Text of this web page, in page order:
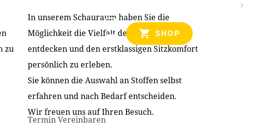
SHOP
zu
In unserem Schauraum haben Sie die
Möglichkeit die Vielfalt der Produkte zu
entdecken und den erstklassigen Sitzkomfort
persönlich zu erleben.
Sie können die Auswahl an Stoffen selbst
erfahren und nach Bedarf entscheiden.
Wir freuen uns auf Ihren Besuch.
Termin Vereinbaren